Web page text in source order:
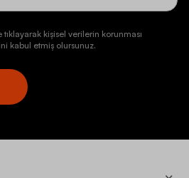
kişisel verilerin korunması
kabul etmiş olursunuz.